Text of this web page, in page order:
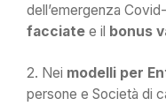
dell’emergenza
facciate e il bonus
2. Nei modelli per
persone e Società di